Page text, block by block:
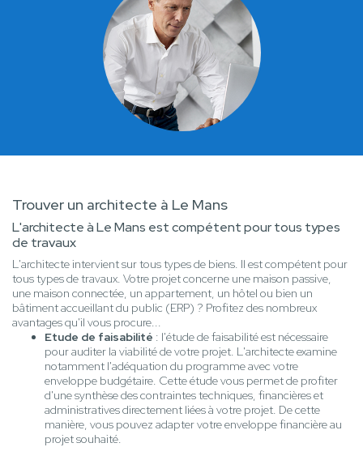
Trouver un architecte à Le Mans
L'architecte à Le Mans est compétent pour tous types
de travaux
L'architecte intervient sur tous types de biens. Il est compétent pour
tous types de travaux. Votre projet concerne une maison passive,
une maison connectée, un appartement, un hôtel ou bien un
bâtiment accueillant du public (ERP) ? Profitez des nombreux
avantages qu'il vous procure...
Etude de faisabilité : l'étude de faisabilité est nécessaire
pour auditer la viabilité de votre projet. L'architecte examine
notamment l'adéquation du programme avec votre
enveloppe budgétaire. Cette étude vous permet de profiter
d'une synthèse des contraintes techniques, financières et
administratives directement liées à votre projet. De cette
manière, vous pouvez adapter votre enveloppe financière au
projet souhaité.